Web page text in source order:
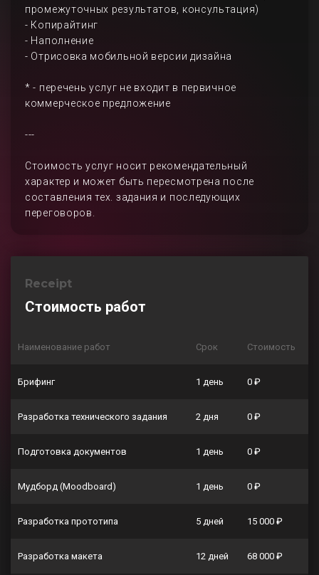
промежуточных результатов, консультация)
- Копирайтинг
- Наполнение
- Отрисовка мобильной версии дизайна
* - перечень услуг не входит в первичное
коммерческое предложение
---
Стоимость услуг носит рекомендательный
характер и может быть пересмотрена после
составления тех. задания и последующих
переговоров.
Receipt
Стоимость работ
Наименование работ Срок Стоимость
Брифинг 1 день 0 ₽
Разработка технического задания 2 дня 0 ₽
Подготовка документов 1 день 0 ₽
Мудборд (Moodboard) 1 день 0 ₽
Разработка прототипа 5 дней 15 000 ₽
Разработка макета 12 дней 68 000 ₽